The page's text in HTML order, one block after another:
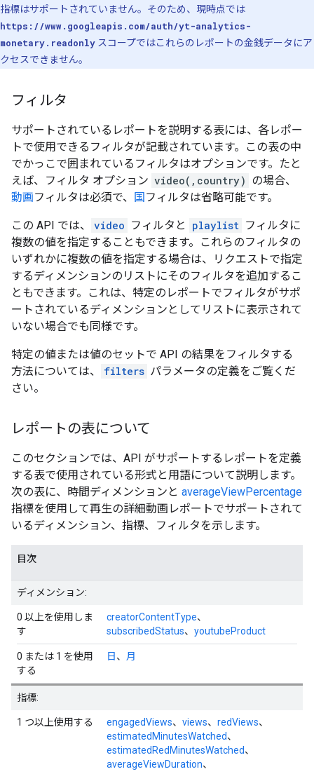
指標はサポートされていません。そのため、現時点では
https://www.googleapis.com/auth/yt-analytics-
monetary.readonly スコープではこれらのレポートの金銭データにア
クセスできません。
フィルタ
サポートされているレポートを説明する表には、各レポー
トで使用できるフィルタが記載されています。この表の中
でかっこで囲まれているフィルタはオプションです。たと
えば、フィルタ オプション video(,country) の場合、
動画フィルタは必須で、 国 フィルタは省略可能です。
この API では、 video フィルタと playlist フィルタに
複数の値を指定することもできます。これらのフィルタの
いずれかに複数の値を指定する場合は、リクエストで指定
するディメンションのリストにそのフィルタを追加するこ
ともできます。これは、特定のレポートでフィルタがサポ
ートされているディメンションとしてリストに表示されて
いない場合でも同様です。
特定の値または値のセットで API の結果をフィルタする
方法については、
filters パラメータの定義をご覧くだ
さい。
レポートの表について
このセクションでは、API がサポートするレポートを定義
する表で使用されている形式と用語について説明します。
次の表に、時間ディメンションと averageViewPercentage
指標を使用して再生の詳細動画レポートでサポートされて
いるディメンション、指標、フィルタを示します。
目次
ディメンション:
0 以上を使用しま
す
creatorContentType、
subscribedStatus、 youtubeProduct
0 または 1 を使用
する
日 、 月
指標:
1 つ以上使用する engagedViews、 views、 redViews、
estimatedMinutesWatched、
estimatedRedMinutesWatched、
averageViewDuration、